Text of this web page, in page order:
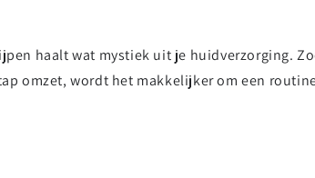
haalt wat mystiek uit je huidverzorging.
omzet, wordt het makkelijker om een